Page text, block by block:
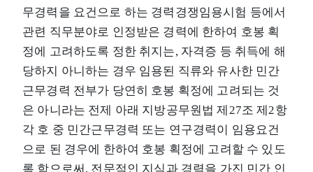
무경력을 요건으로 하는 경력경쟁임용시험 등에서
관련 직무분야로 인정받은 경력에 한하여 호봉 획
정에 고려하도록 정한 취지는, 자격증 등 취득에 해
당하지 아니하는 경우 임용된 직류와 유사한 민간
근무경력 전부가 당연히 호봉 획정에 고려되는 것
은 아니라는 전제 아래 지방공무원법 제27조 제2항
각 호 중 민간근무경력 또는 연구경력이 임용요건
으로 된 경우에 한하여 호봉 획정에 고려할 수 있도
록 함으로써, 전문적인 지식과 경력을 가진 민간 인